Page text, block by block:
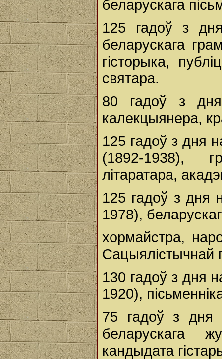
беларускага
125 гадоў з
беларускага
гісторыка,
святара.
80 гадоў з
калекцыянера,
125 гадоў з дня
(1892-1938),
літаратара,
125 гадоў з дня
1978),
хормайстра,
Сацыялістычнай
130 гадоў з дня
1920),
75 гадоў з дня
беларускага
кандыдата